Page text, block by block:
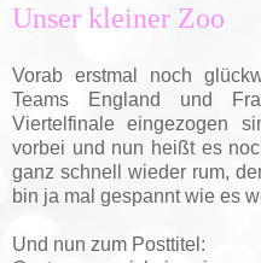
Unser kleiner Zoo
Vorab erstmal noch
Teams England und
Viertelfinale eingezogen
vorbei und nun heißt es
ganz schnell wieder rum,
bin ja mal gespannt wie es
Und nun zum Posttitel: